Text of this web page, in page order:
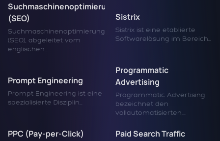
Suchmaschinenoptimierung
(SEO)
Suchmaschinenoptimierung
(SEO), abgeleitet vom
englischen...
Sistrix
Sistrix ist eine etablierte
Softwarelösung im Bereich...
Prompt Engineering
Prompt Engineering ist eine
spezialisierte Disziplin...
Programmatic
Advertising
Programmatic Advertising
bezeichnet den
vollautomatisierten,...
PPC (Pay-per-Click) Paid Search Traffic